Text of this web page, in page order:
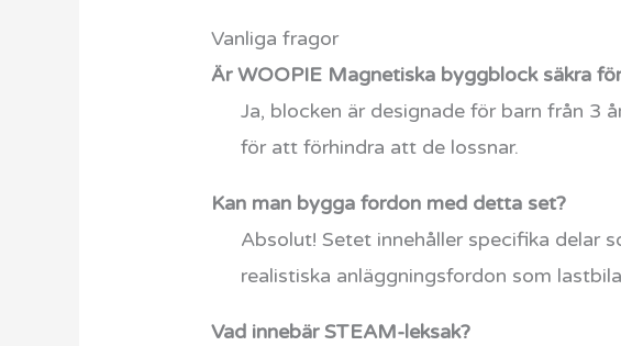
Vanliga fragor
Är WOOPIE Magnetiska byggblock säkra
Ja, blocken är designade för barn från 3
för att förhindra att de lossnar.
Kan man bygga fordon med detta set?
Absolut! Setet innehåller specifika delar
realistiska anläggningsfordon som
Vad innebär STEAM-leksak?